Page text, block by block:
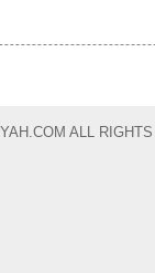
ALL